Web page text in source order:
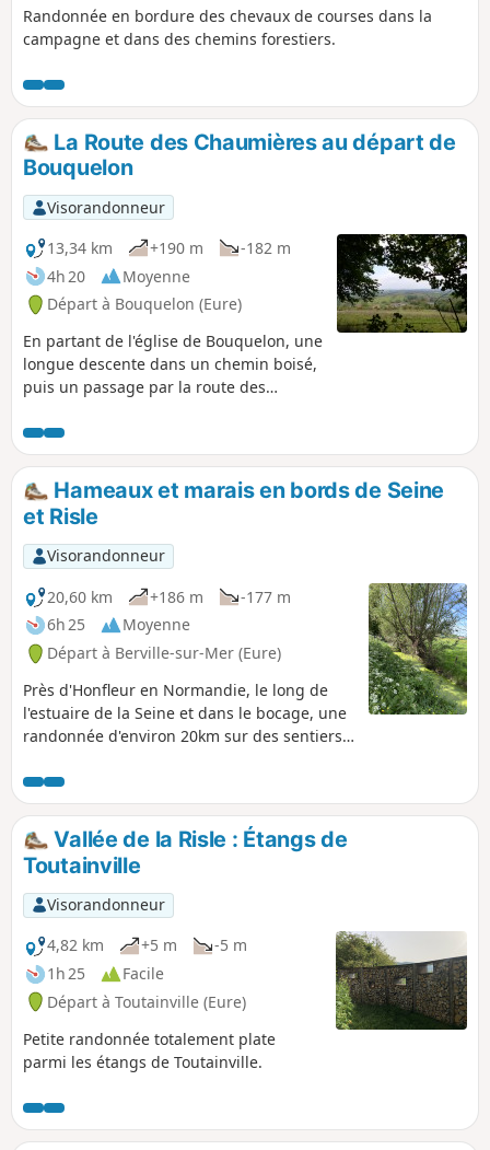
Randonnée en bordure des chevaux de courses dans la
campagne et dans des chemins forestiers.
La Route des Chaumières au départ de
Bouquelon
Visorandonneur
13,34 km
+190 m
-182 m
4h 20
Moyenne
Départ à Bouquelon (Eure)
En partant de l'église de Bouquelon, une
longue descente dans un chemin boisé,
puis un passage par la route des
pour revenir enfin par le Bois du Plessis.
Hameaux et marais en bords de Seine
et Risle
Visorandonneur
20,60 km
+186 m
-177 m
6h 25
Moyenne
Départ à Berville-sur-Mer (Eure)
Près d'Honfleur en Normandie, le long de
l'estuaire de la Seine et dans le bocage, une
randonnée d'environ 20km sur des sentiers
Vallée de la Risle : Étangs de
Toutainville
Visorandonneur
4,82 km
+5 m
-5 m
1h 25
Facile
Départ à Toutainville (Eure)
Petite randonnée totalement plate
parmi les étangs de Toutainville.